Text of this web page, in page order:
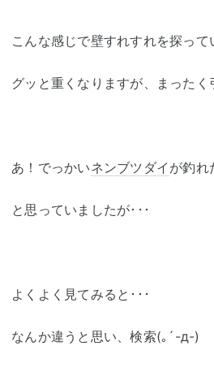
こんな感じで壁すれすれを探って
グッと重くなりますが、まったく
あ！でっかいネンブツダイ が釣れ
と思っていましたが･･･
よくよく見てみると･･･
なんか違うと思い、検索(｡´-д-)